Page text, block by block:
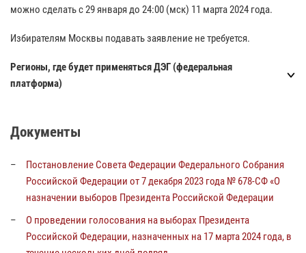
можно сделать с 29 января до 24:00 (мск) 11 марта 2024 года.
Избирателям Москвы подавать заявление не требуется.
Регионы, где будет применяться ДЭГ (федеральная
платформа)
Документы
Постановление Совета Федерации Федерального Собрания
Российской Федерации от 7 декабря 2023 года № 678-СФ «О
назначении выборов Президента Российской Федерации
О проведении голосования на выборах Президента
Российской Федерации, назначенных на 17 марта 2024 года, в